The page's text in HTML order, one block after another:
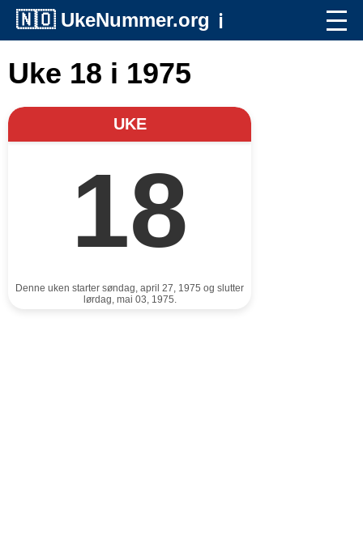
🇳🇴 UkeNummer.org ℹ️
Uke 18 i 1975
UKE
18
Denne uken starter søndag, april 27, 1975 og slutter
lørdag, mai 03, 1975.